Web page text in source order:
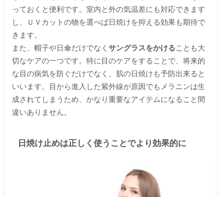
っておくと便利です。室内と外の気温差にも対応できます
し、ＵＶカットの物を選べば日焼けを抑える効果も期待で
きます。
また、帽子や日傘だけでなく サングラスをかけることも大
切なケアの一つです。特に目のケアをすることで、将来的
な目の病気を防ぐだけでなく、肌の日焼けも予防出来ると
いいます。目から進入した紫外線が原因でもメラニンは生
成されてしまうため、かなり重要なアイテムになること間
違いありません。
日焼け止めは正しく使うことでより効果的に